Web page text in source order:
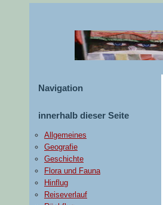
Navigation
innerhalb dieser Seite
Allgemeines
Geografie
Geschichte
Flora und Fauna
Hinflug
Reiseverlauf